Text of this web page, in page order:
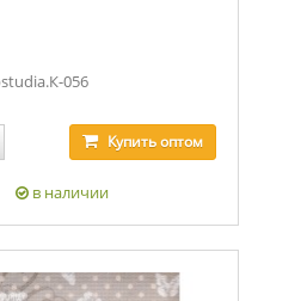
056
Купитьоптом
в наличии